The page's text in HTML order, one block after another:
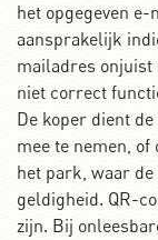
het opgegeven
aansprakelijk
mailadres onjuist
niet correct
De koper dient
mee te nemen,
het park, waar
geldigheid. QR-
zijn. Bij